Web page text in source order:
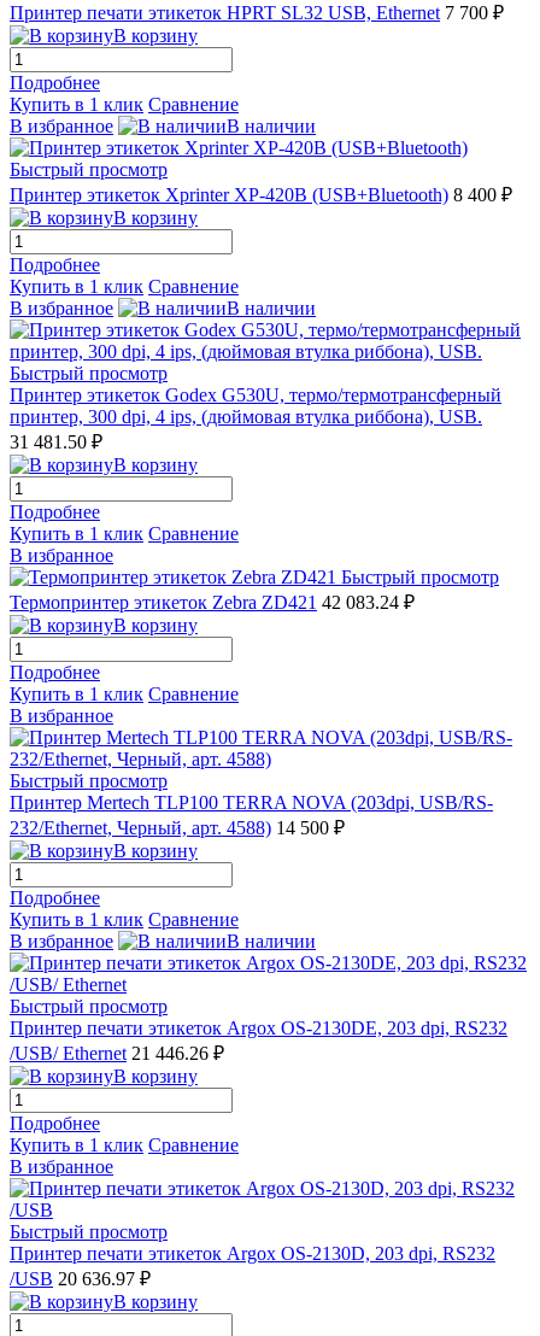
Принтер печати этикеток HPRT SL32 USB, Ethernet 7 700 ₽
В корзину
Подробнее
Купить в 1 клик Сравнение
В избранное
В наличии
Быстрый просмотр
Принтер этикеток Xprinter XP-420B (USB+Bluetooth) 8 400 ₽
В корзину
Подробнее
Купить в 1 клик Сравнение
В избранное
В наличии
Быстрый просмотр
Принтер этикеток Godex G530U, термо/термотрансферный
принтер, 300 dpi, 4 ips, (дюймовая втулка риббона), USB.
31 481.50 ₽
В корзину
Подробнее
Купить в 1 клик Сравнение
В избранное
Быстрый просмотр
Термопринтер этикеток Zebra ZD421 42 083.24 ₽
В корзину
Подробнее
Купить в 1 клик Сравнение
В избранное
Быстрый просмотр
Принтер Mertech TLP100 TERRA NOVA (203dpi, USB/RS-
232/Ethernet, Черный, арт. 4588) 14 500 ₽
В корзину
Подробнее
Купить в 1 клик Сравнение
В избранное
В наличии
Быстрый просмотр
Принтер печати этикеток Argox OS-2130DE, 203 dpi, RS232
/USB/ Ethernet 21 446.26 ₽
В корзину
Подробнее
Купить в 1 клик Сравнение
В избранное
Быстрый просмотр
Принтер печати этикеток Argox OS-2130D, 203 dpi, RS232
/USB 20 636.97 ₽
В корзину